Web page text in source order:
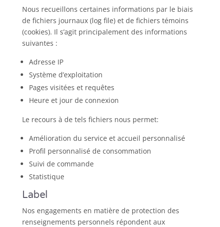
Nous recueillons certaines informations par le biais
de fichiers journaux (log file) et de fichiers témoins
(cookies). Il s’agit principalement des informations
suivantes :
Adresse IP
Système d’exploitation
Pages visitées et requêtes
Heure et jour de connexion
Le recours à de tels fichiers nous permet:
Amélioration du service et accueil personnalisé
Profil personnalisé de consommation
Suivi de commande
Statistique
Label
Nos engagements en matière de protection des
renseignements personnels répondent aux